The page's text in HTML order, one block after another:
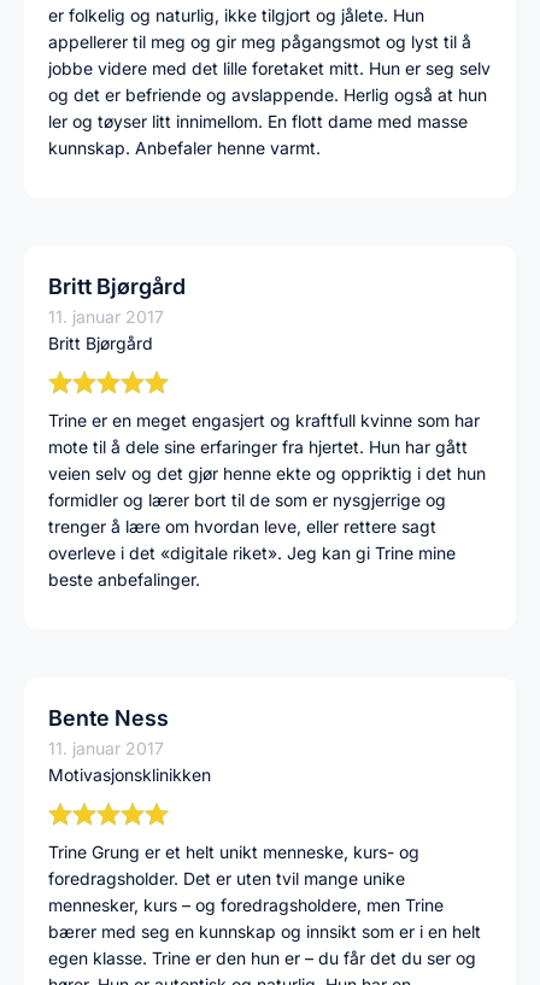
er folkelig og naturlig, ikke tilgjort og jålete. Hun
appellerer til meg og gir meg pågangsmot og lyst til å
jobbe videre med det lille foretaket mitt. Hun er seg selv
og det er befriende og avslappende. Herlig også at hun
ler og tøyser litt innimellom. En flott dame med masse
kunnskap. Anbefaler henne varmt.
Britt Bjørgård
11. januar 2017
Britt Bjørgård
Trine er en meget engasjert og kraftfull kvinne som har
mote til å dele sine erfaringer fra hjertet. Hun har gått
veien selv og det gjør henne ekte og oppriktig i det hun
formidler og lærer bort til de som er nysgjerrige og
trenger å lære om hvordan leve, eller rettere sagt
overleve i det «digitale riket». Jeg kan gi Trine mine
beste anbefalinger.
Bente Ness
11. januar 2017
Motivasjonsklinikken
Trine Grung er et helt unikt menneske, kurs- og
foredragsholder. Det er uten tvil mange unike
mennesker, kurs – og foredragsholdere, men Trine
bærer med seg en kunnskap og innsikt som er i en helt
egen klasse. Trine er den hun er – du får det du ser og